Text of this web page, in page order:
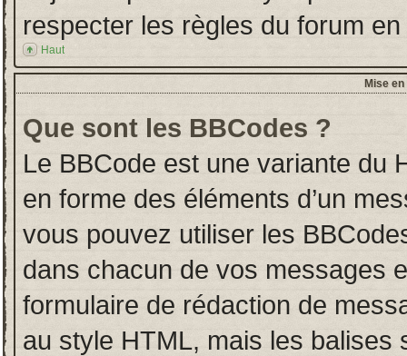
respecter les règles du forum
Haut
Mise
Que sont les BBCodes ?
Le BBCode est une variante du
en forme des éléments d’un
vous pouvez utiliser les
dans chacun de vos messages
formulaire de rédaction de
au style HTML, mais les